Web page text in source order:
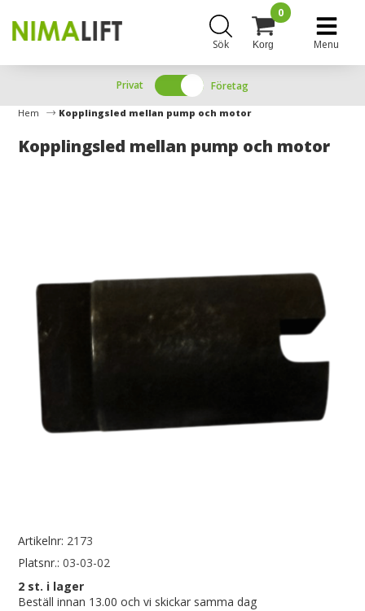
Sök Korg
0
Menu
Privat Företag
Hem Kopplingsled mellan pump och motor
Kopplingsled mellan pump och motor
Artikelnr: 2173
Platsnr.: 03-03-02
2 st. i lager
Beställ innan 13.00 och vi skickar samma dag